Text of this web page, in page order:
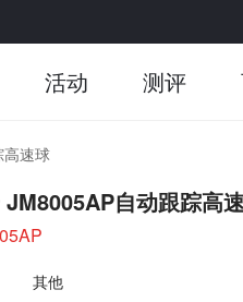
活动 测评
速球
自动跟踪高
其他